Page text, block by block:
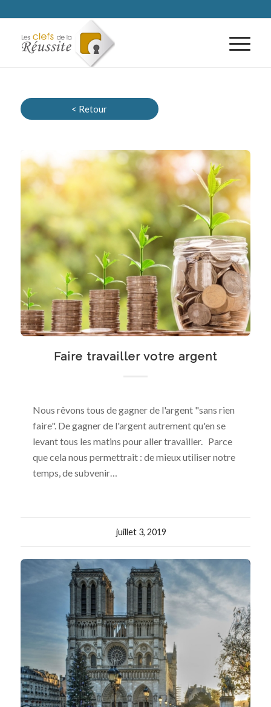
< Retour
Faire travailler votre argent
Nous rêvons tous de gagner de l'argent "sans rien
faire". De gagner de l'argent autrement qu'en se
levant tous les matins pour aller travailler. Parce
que cela nous permettrait : de mieux utiliser notre
temps, de subvenir…
juillet 3, 2019